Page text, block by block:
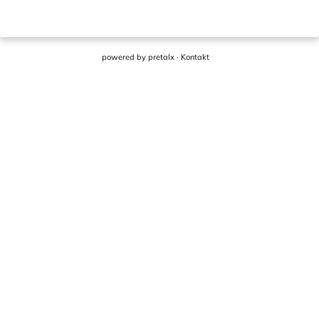
powered by pretalx· Kontakt